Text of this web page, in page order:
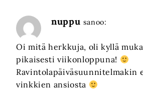
nuppu sanoo:
Oi mitä herkkuja, oli kyllä
pikaisesti viikonloppuna!
Ravintolapäiväsuunnitelmakin
vinkkien ansiosta